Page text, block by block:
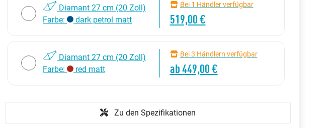
Diamant 27 cm (20 Zoll)
Farbe:
dark petrol matt
Bei 1 Händler verfügbar
519,00 €
Diamant 27 cm (20 Zoll)
Farbe:
red matt
Bei 3 Händlern verfügbar
ab 449,00 €
Zu den Spezifikationen